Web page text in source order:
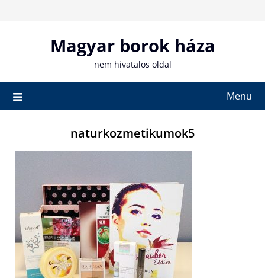
Magyar borok háza
nem hivatalos oldal
Menu
naturkozmetikumok5